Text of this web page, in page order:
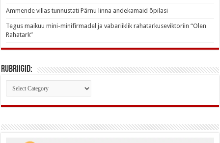
Ammende villas tunnustati Pärnu linna andekamaid õpilasi
Tegus maikuu mini-minifirmadel ja vabariiklik rahatarkuseviktoriin “Olen
Rahatark”
Rubriigid:
Rubriigid: